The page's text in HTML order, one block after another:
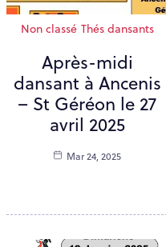
Non classé Thés dansants
Après-midi
dansant à Ancenis
– St Géréon le 27
avril 2025
Mar 24, 2025